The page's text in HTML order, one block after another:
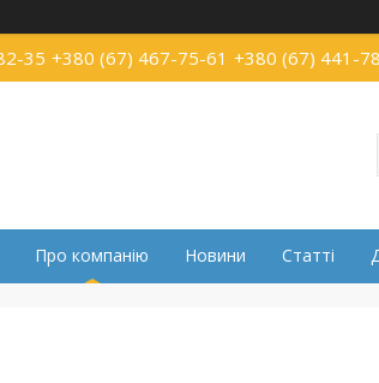
35 +380 (67) 467-75-61 +380 (67) 441-
Про компанію Новини Статті